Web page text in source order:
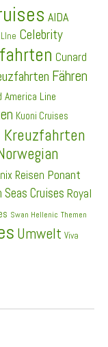
AIDA
Celebrity
Cunard
Fähren
America Line
Kuoni Cruises
Kreuzfahrten
Reisen Ponant
Seas Cruises Royal
Swan Hellenic Themen
Umwelt Viva